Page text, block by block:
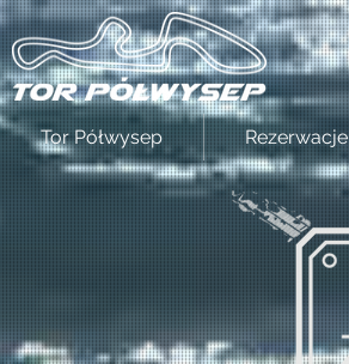
Tor Półwysep Rezerwacje